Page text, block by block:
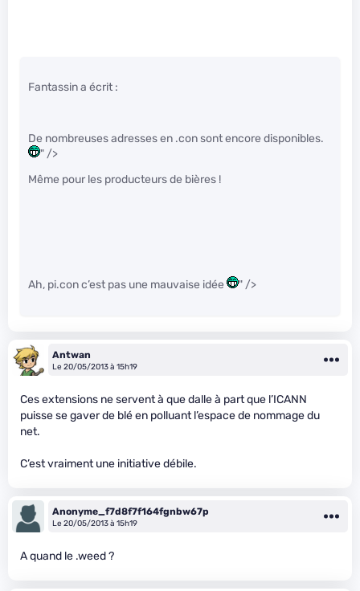
Fantassin a écrit :
De nombreuses adresses en .con sont encore disponibles.
" />
Même pour les producteurs de bières !
Ah, pi.con c’est pas une mauvaise idée " />
Antwan
Le 20/05/2013 à 15h19
Ces extensions ne servent à que dalle à part que l’ICANN
puisse se gaver de blé en polluant l’espace de nommage du
net.
C’est vraiment une initiative débile.
Anonyme_f7d8f7f164fgnbw67p
Le 20/05/2013 à 15h19
A quand le .weed ?